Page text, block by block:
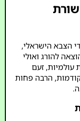
הצבא הישראלי,
להורג ואולי
עולמיות, זעם
הרבה פחות